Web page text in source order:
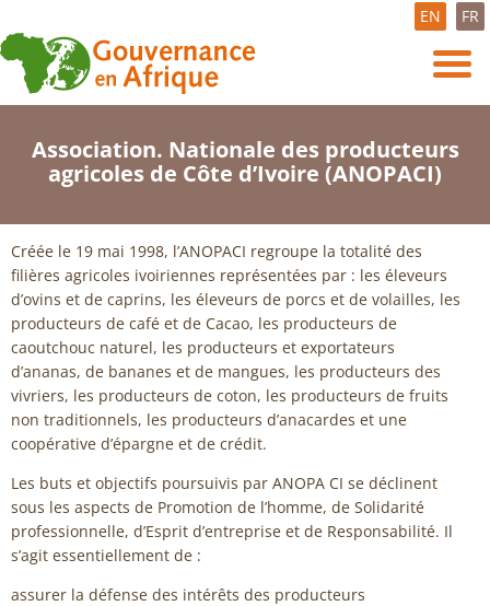
EN FR
Association. Nationale des producteurs
agricoles de Côte d’Ivoire (ANOPACI)
Créée le 19 mai 1998, l’ANOPACI regroupe la totalité des
filières agricoles ivoiriennes représentées par : les éleveurs
d’ovins et de caprins, les éleveurs de porcs et de volailles, les
producteurs de café et de Cacao, les producteurs de
caoutchouc naturel, les producteurs et exportateurs
d’ananas, de bananes et de mangues, les producteurs des
vivriers, les producteurs de coton, les producteurs de fruits
non traditionnels, les producteurs d’anacardes et une
coopérative d’épargne et de crédit.
Les buts et objectifs poursuivis par ANOPA CI se déclinent
sous les aspects de Promotion de l’homme, de Solidarité
professionnelle, d’Esprit d’entreprise et de Responsabilité. Il
s’agit essentiellement de :
assurer la défense des intérêts des producteurs